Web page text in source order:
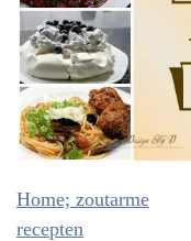
Home; zoutarme
recepten